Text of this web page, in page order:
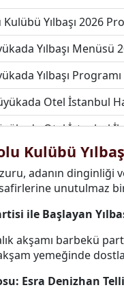
Yılbaşı 2026
Yılbaşı Menüsü
Yılbaşı
Otel İstanbul
Otel İstanbul
Kulübü
adanın
unutulmaz
ile Başlayan
akşamı barbekü
yemeğinde
Esra Denizhan